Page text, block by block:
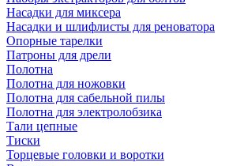
Насадки для миксера
Насадки и шлифлисты для реноватора
Опорные тарелки
Патроны для дрели
Полотна
Полотна для ножовки
Полотна для сабельной пилы
Полотна для электролобзика
Тали цепные
Тиски
Торцевые головки и воротки